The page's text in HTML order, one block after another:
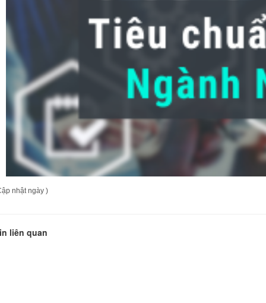
nhật ngày )
liên quan